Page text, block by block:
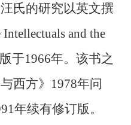
氏的研究以英文撰
and the
于1966年。该书之
西方》1978年问
年续有修订版。